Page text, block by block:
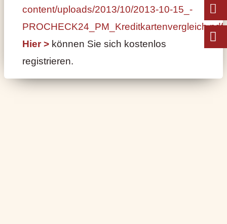
content/uploads/2013/10/2013-10-15_-
PROCHECK24_PM_Kreditkartenvergleich.pdf
Hier >können Sie sich kostenlos
registrieren.